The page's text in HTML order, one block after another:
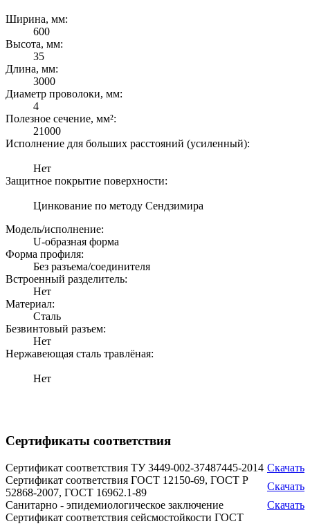
Ширина, мм:
600
Высота, мм:
35
Длина, мм:
3000
Диаметр проволоки, мм:
4
Полезное сечение, мм²:
21000
Исполнение для больших расстояний (усиленный):
Нет
Защитное покрытие поверхности:
Цинкование по методу Сендзимира
Модель/исполнение:
U-образная форма
Форма профиля:
Без разъема/соединителя
Встроенный разделитель:
Нет
Материал:
Сталь
Безвинтовый разъем:
Нет
Нержавеющая сталь травлёная:
Нет
Сертификаты соответствия
Сертификат соответствия ТУ 3449-002-37487445-2014 Скачать
Сертификат соответствия ГОСТ 12150-69, ГОСТ Р
52868-2007, ГОСТ 16962.1-89
Скачать
Санитарно - эпидемиологическое заключение
Скачать
Сертификат соответствия сейсмостойкости ГОСТ